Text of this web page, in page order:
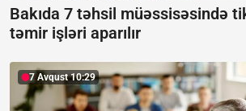
Bakıda 7 təhsil müəssisəsində
təmir işləri aparılır
7 Avqust 10:29